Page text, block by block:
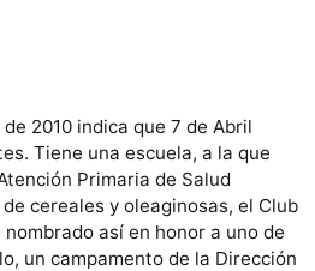
2010 indica que 7 de Abril
Tiene una escuela, a la que
Primaria de Salud
cereales y oleaginosas, el Club
así en honor a uno de
un campamento de la Dirección